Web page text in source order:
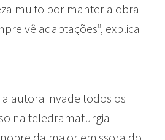
muito por manter a obra
vê adaptações”, explica
a autora invade todos os
na teledramaturgia